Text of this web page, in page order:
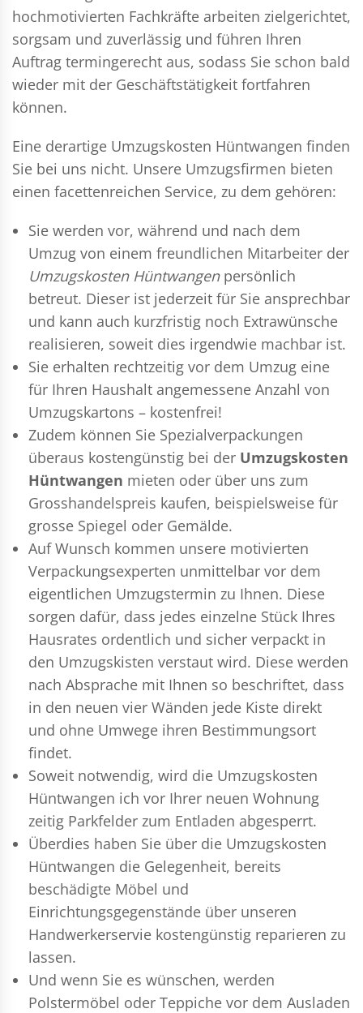
hochmotivierten Fachkräfte arbeiten zielgerichtet,
sorgsam und zuverlässig und führen Ihren
Auftrag termingerecht aus, sodass Sie schon bald
wieder mit der Geschäftstätigkeit fortfahren
können.
Eine derartige Umzugskosten Hüntwangen finden
Sie bei uns nicht. Unsere Umzugsfirmen bieten
einen facettenreichen Service, zu dem gehören:
Sie werden vor, während und nach dem
Umzug von einem freundlichen Mitarbeiter der
Umzugskosten Hüntwangenpersönlich
betreut. Dieser ist jederzeit für Sie ansprechbar
und kann auch kurzfristig noch Extrawünsche
realisieren, soweit dies irgendwie machbar ist.
Sie erhalten rechtzeitig vor dem Umzug eine
für Ihren Haushalt angemessene Anzahl von
Umzugskartons – kostenfrei!
Zudem können Sie Spezialverpackungen
überaus kostengünstig bei der Umzugskosten
Hüntwangen mieten oder über uns zum
Grosshandelspreis kaufen, beispielsweise für
grosse Spiegel oder Gemälde.
Auf Wunsch kommen unsere motivierten
Verpackungsexperten unmittelbar vor dem
eigentlichen Umzugstermin zu Ihnen. Diese
sorgen dafür, dass jedes einzelne Stück Ihres
Hausrates ordentlich und sicher verpackt in
den Umzugskisten verstaut wird. Diese werden
nach Absprache mit Ihnen so beschriftet, dass
in den neuen vier Wänden jede Kiste direkt
und ohne Umwege ihren Bestimmungsort
findet.
Soweit notwendig, wird die Umzugskosten
Hüntwangen ich vor Ihrer neuen Wohnung
zeitig Parkfelder zum Entladen abgesperrt.
Überdies haben Sie über die Umzugskosten
Hüntwangen die Gelegenheit, bereits
beschädigte Möbel und
Einrichtungsgegenstände über unseren
Handwerkerservie kostengünstig reparieren zu
lassen.
Und wenn Sie es wünschen, werden
Polstermöbel oder Teppiche vor dem Ausladen